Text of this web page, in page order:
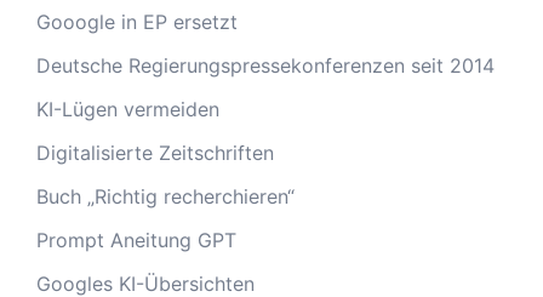
Gooogle in EP ersetzt
Deutsche Regierungspressekonferenzen seit 2014
KI-Lügen vermeiden
Digitalisierte Zeitschriften
Buch „Richtig recherchieren“
Prompt Aneitung GPT
Googles KI-Übersichten